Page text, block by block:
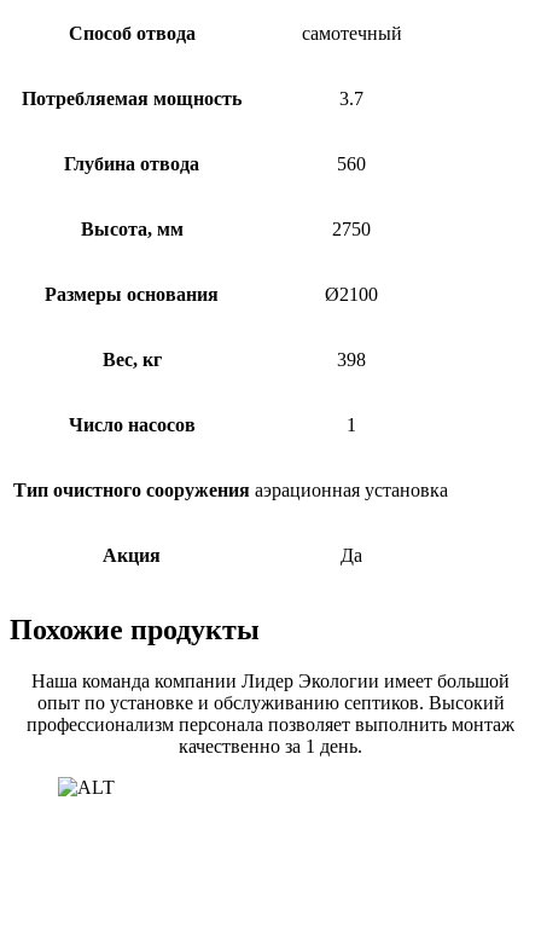
Способ отвода самотечный
Потребляемая мощность 3.7
Глубина отвода 560
Высота, мм 2750
Размеры основания Ø2100
Вес, кг 398
Число насосов 1
Тип очистного сооружения аэрационная установка
Акция Да
Похожие продукты
Наша команда компании Лидер Экологии имеет большой
опыт по установке и обслуживанию септиков. Высокий
профессионализм персонала позволяет выполнить монтаж
качественно за 1 день.